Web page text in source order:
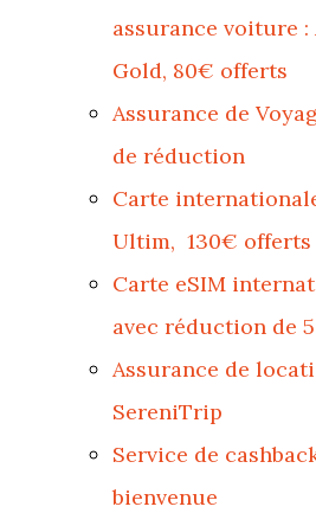
assurance voiture :
Gold, 80€ offerts
Assurance de
de réduction
Carte
Ultim, 130€ offerts
Carte eSIM
avec réduction de
Assurance de
SereniTrip
Service de
bienvenue